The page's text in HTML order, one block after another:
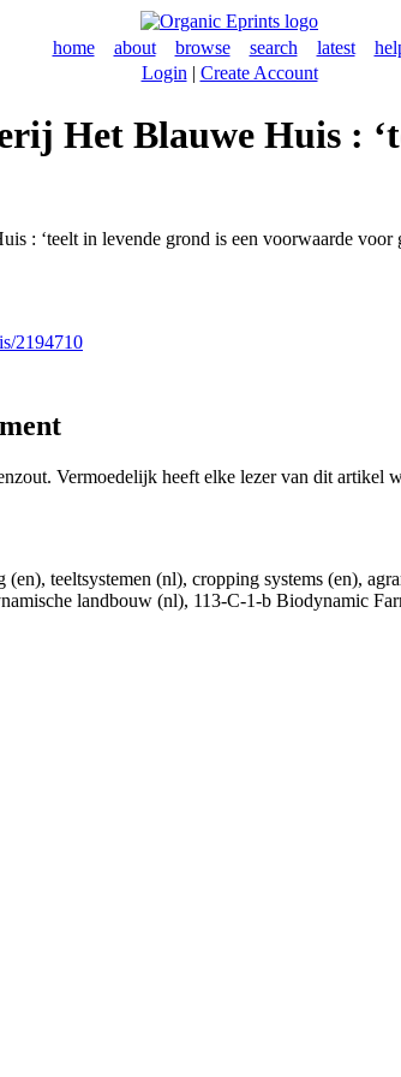
home about browse search latest
Login | Create Account
Het Blauwe Huis :
: ‘teelt in levende grond is een voorwaarde voor
2194710
Vermoedelijk heeft elke lezer van dit
teeltsystemen (nl), cropping systems (en),
landbouw (nl), 113-C-1-b Biodynamic